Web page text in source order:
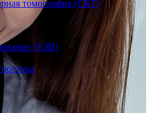
томография (СКТ)
(УЗИ)